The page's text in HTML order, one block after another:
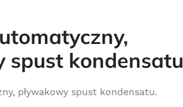
spust kondensatu
pływakowy spust kondensatu.